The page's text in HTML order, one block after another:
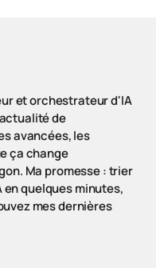
et orchestrateur d'IA
de
avancées, les
ça change
Ma promesse : trier
quelques minutes,
mes dernières